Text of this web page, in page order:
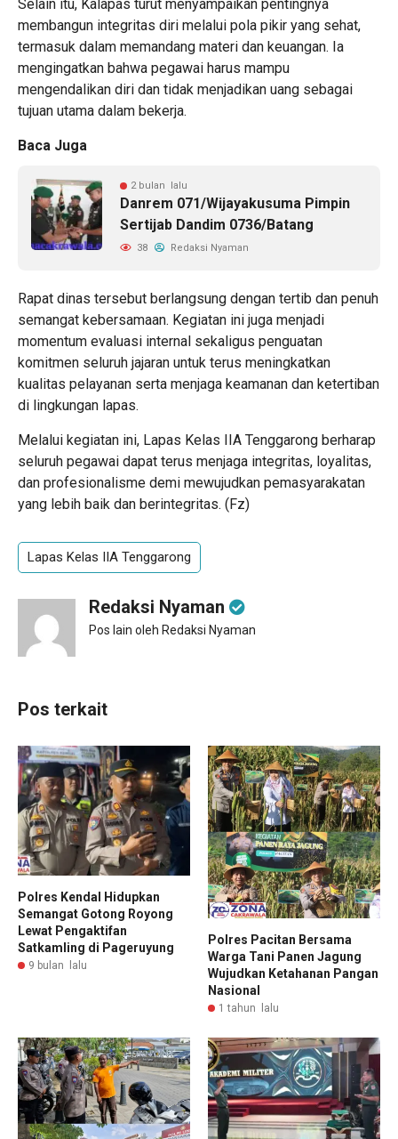
Selain itu, Kalapas turut menyampaikan pentingnya
membangun integritas diri melalui pola pikir yang sehat,
termasuk dalam memandang materi dan keuangan. Ia
mengingatkan bahwa pegawai harus mampu
mengendalikan diri dan tidak menjadikan uang sebagai
tujuan utama dalam bekerja.
Baca Juga
2 bulan lalu
Danrem 071/Wijayakusuma Pimpin
Sertijab Dandim 0736/Batang
38 Redaksi Nyaman
Rapat dinas tersebut berlangsung dengan tertib dan penuh
semangat kebersamaan. Kegiatan ini juga menjadi
momentum evaluasi internal sekaligus penguatan
komitmen seluruh jajaran untuk terus meningkatkan
kualitas pelayanan serta menjaga keamanan dan ketertiban
di lingkungan lapas.
Melalui kegiatan ini, Lapas Kelas IIA Tenggarong berharap
seluruh pegawai dapat terus menjaga integritas, loyalitas,
dan profesionalisme demi mewujudkan pemasyarakatan
yang lebih baik dan berintegritas. (Fz)
Lapas Kelas IIA Tenggarong
Redaksi Nyaman
Pos lain oleh Redaksi Nyaman
Pos terkait
Polres Kendal Hidupkan
Semangat Gotong Royong
Lewat Pengaktifan
Satkamling di Pageruyung
9 bulan lalu
Polres Pacitan Bersama
Warga Tani Panen Jagung
Wujudkan Ketahanan Pangan
Nasional
1 tahun lalu